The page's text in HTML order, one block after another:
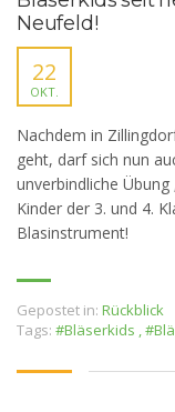
Neufeld!
22
OKT.
Nachdem in
geht, darf sich nun
unverbindliche
Kinder der 3. und 4.
Blasinstrument!
Gepostet in: Rückblick
Tags: #Bläserkids ,